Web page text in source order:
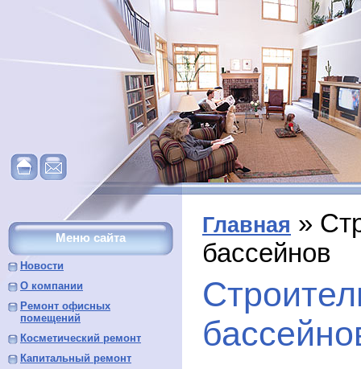
Меню сайта
Новости
О компании
Ремонт офисных
помещений
Косметический ремонт
Капитальный ремонт
Главная »
бассейнов